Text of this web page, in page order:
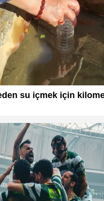
su içmek için